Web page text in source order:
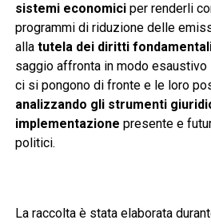
sistemi economici per renderli
programmi di riduzione delle
alla tutela dei diritti
saggio affronta in modo
ci si pongono di fronte e le loro
analizzando gli strumenti
implementazione presente e
politici.
La raccolta è stata elaborata